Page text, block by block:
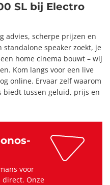
SL bij Electro
advies, scherpe prijzen en
speaker zoekt, je
home cinema bouwt – wij
Kom langs voor een live
online. Ervaar zelf waarom
biedt tussen geluid, prijs en
voor
direct. Onze